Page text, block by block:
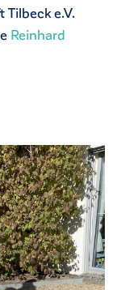
Tilbeck e.V.
Reinhard